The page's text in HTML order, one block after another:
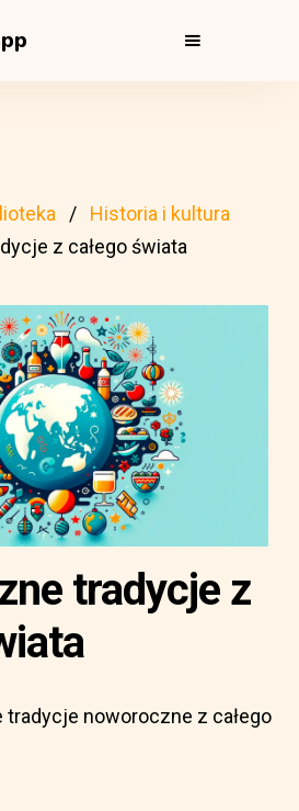
Historia i kultura
z całego świata
tradycje z
noworoczne z całego